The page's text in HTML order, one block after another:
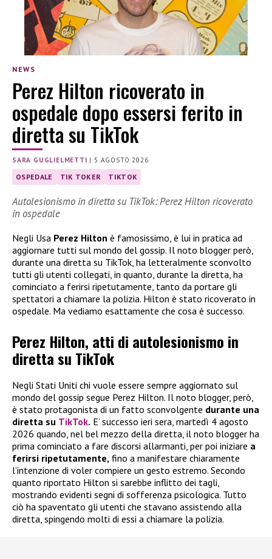
NEWS
Perez Hilton ricoverato in
ospedale dopo essersi ferito in
diretta su TikTok
SARA GUGLIELMETTI |5 AGOSTO 2026
OSPEDALE TIK TOKER TIKTOK
Autolesionismo in diretta su TikTok: Perez Hilton ricoverato
in ospedale
Negli Usa Perez Hilton è famosissimo, è lui in pratica ad
aggiornare tutti sul mondo del gossip. Il noto blogger però,
durante una diretta su TikTok, ha letteralmente sconvolto
tutti gli utenti collegati, in quanto, durante la diretta, ha
cominciato a ferirsi ripetutamente, tanto da portare gli
spettatori a chiamare la polizia. Hilton è stato ricoverato in
ospedale. Ma vediamo esattamente che cosa è successo.
Perez Hilton, atti di autolesionismo in
diretta su TikTok
Negli Stati Uniti chi vuole essere sempre aggiornato sul
mondo del gossip segue Perez Hilton. Il noto blogger, però,
è stato protagonista di un fatto sconvolgente durante una
diretta su TikTok. E’ successo ieri sera, martedì 4 agosto
2026 quando, nel bel mezzo della diretta, il noto blogger ha
prima cominciato a fare discorsi allarmanti, per poi iniziare a
ferirsi ripetutamente, fino a manifestare chiaramente
l’intenzione di voler compiere un gesto estremo. Secondo
quanto riportato Hilton si sarebbe inflitto dei tagli,
mostrando evidenti segni di sofferenza psicologica. Tutto
ciò ha spaventato gli utenti che stavano assistendo alla
diretta, spingendo molti di essi a chiamare la polizia.